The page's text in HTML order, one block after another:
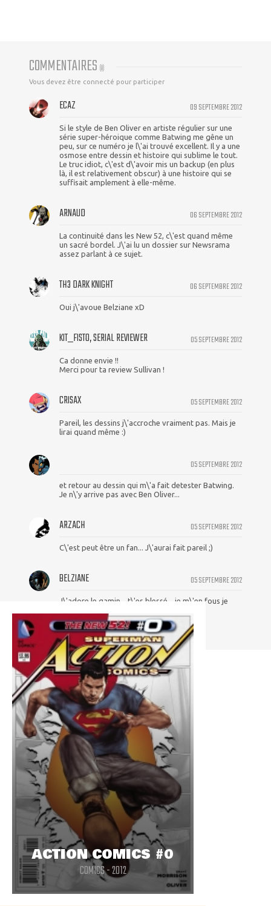
COMMENTAIRES (8)
Vous devez être connecté pour participer
09 SEPTEMBRE 2012
ECAZ
Si le style de Ben Oliver en artiste régulier sur une
série super-héroique comme Batwing me gêne un
peu, sur ce numéro je l\'ai trouvé excellent. Il y a une
osmose entre dessin et histoire qui sublime le tout.
Le truc idiot, c\'est d\'avoir mis un backup (en plus
là, il est relativement obscur) à une histoire qui se
suffisait amplement à elle-même.
06 SEPTEMBRE 2012
ARNAUD
La continuité dans les New 52, c\'est quand même
un sacré bordel. J\'ai lu un dossier sur Newsrama
assez parlant à ce sujet.
06 SEPTEMBRE 2012
TH3 DARK KNIGHT
Oui j\'avoue Belziane xD
05 SEPTEMBRE 2012
KIT_FISTO, SERIAL REVIEWER
Ca donne envie !!
Merci pour ta review Sullivan !
05 SEPTEMBRE 2012
CRISAX
Pareil, les dessins j\'accroche vraiment pas. Mais je
lirai quand même :)
05 SEPTEMBRE 2012
et retour au dessin qui m\'a fait detester Batwing.
Je n\'y arrive pas avec Ben Oliver...
05 SEPTEMBRE 2012
ARZACH
C\'est peut être un fan... J\'aurai fait pareil ;)
05 SEPTEMBRE 2012
BELZIANE
J\'adore le gamin... t\'es blessé... je m\'en fous je
ACTION COMICS #0
COMICS - 2012